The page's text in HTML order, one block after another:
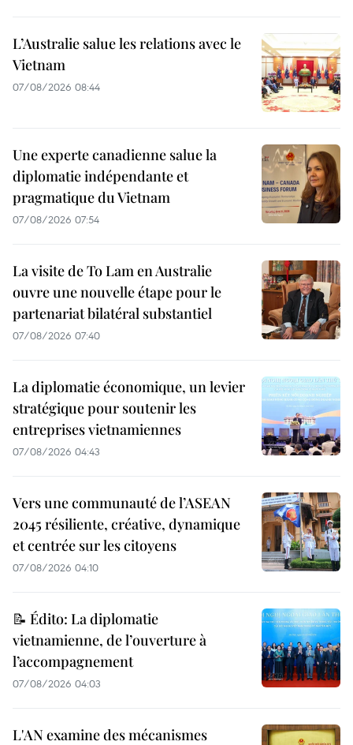
L’Australie salue les relations avec le
Vietnam
07/08/2026 08:44
Une experte canadienne salue la
diplomatie indépendante et
pragmatique du Vietnam
07/08/2026 07:54
La visite de To Lam en Australie
ouvre une nouvelle étape pour le
partenariat bilatéral substantiel
07/08/2026 07:40
La diplomatie économique, un levier
stratégique pour soutenir les
entreprises vietnamiennes
07/08/2026 04:43
Vers une communauté de l’ASEAN
2045 résiliente, créative, dynamique
et centrée sur les citoyens
07/08/2026 04:10
📝 Édito: La diplomatie
vietnamienne, de l’ouverture à
l’accompagnement
07/08/2026 04:03
L'AN examine des mécanismes